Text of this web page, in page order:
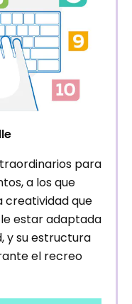
para
a los que
creatividad que
estar adaptada
y su estructura
el recreo